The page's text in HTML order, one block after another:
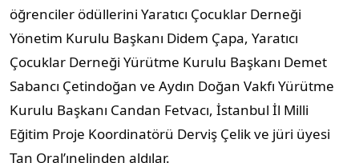
öğrenciler ödüllerini Yaratıcı Çocuklar Derneği
Yönetim Kurulu Başkanı Didem Çapa, Yaratıcı
Çocuklar Derneği Yürütme Kurulu Başkanı Demet
Sabancı Çetindoğan ve Aydın Doğan Vakfı Yürütme
Kurulu Başkanı Candan Fetvacı, İstanbul İl Milli
Eğitim Proje Koordinatörü Derviş Çelik ve jüri üyesi
Tan Oral’ınelinden aldılar.